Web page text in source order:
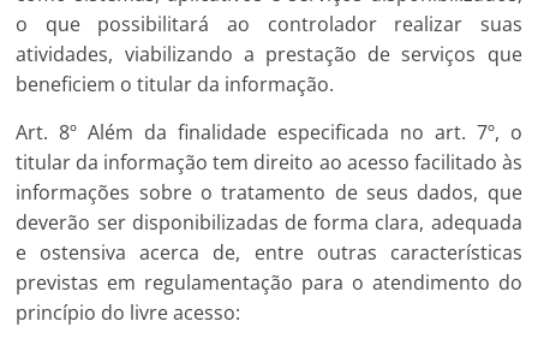
o que possibilitará ao controlador realizar suas
atividades, viabilizando a prestação de serviços que
beneficiem o titular da informação.
Art. 8º Além da finalidade especificada no art. 7º, o
titular da informação tem direito ao acesso facilitado às
informações sobre o tratamento de seus dados, que
deverão ser disponibilizadas de forma clara, adequada
e ostensiva acerca de, entre outras características
previstas em regulamentação para o atendimento do
princípio do livre acesso: